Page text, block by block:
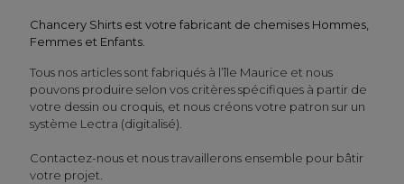
Chancery Shirts est votre fabricant de chemises Hommes,
Femmes et Enfants.
Tous nos articles sont fabriqués à l’île Maurice et nous
pouvons produire selon vos critères spécifiques à partir de
votre dessin ou croquis, et nous créons votre patron sur un
système Lectra (digitalisé).
Contactez-nous et nous travaillerons ensemble pour bâtir
votre projet.